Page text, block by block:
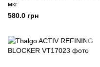
мкг
580.0 грн